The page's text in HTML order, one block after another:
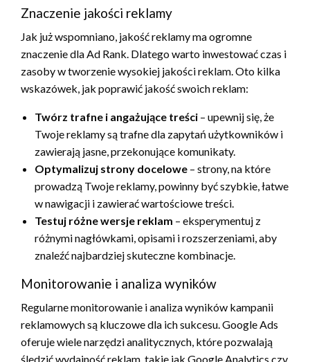
Znaczenie jakości reklamy
Jak już wspomniano, jakość reklamy ma ogromne
znaczenie dla Ad Rank. Dlatego warto inwestować czas i
zasoby w tworzenie wysokiej jakości reklam. Oto kilka
wskazówek, jak poprawić jakość swoich reklam:
Twórz trafne i angażujące treści – upewnij się, że
Twoje reklamy są trafne dla zapytań użytkowników i
zawierają jasne, przekonujące komunikaty.
Optymalizuj strony docelowe – strony, na które
prowadzą Twoje reklamy, powinny być szybkie, łatwe
w nawigacji i zawierać wartościowe treści.
Testuj różne wersje reklam – eksperymentuj z
różnymi nagłówkami, opisami i rozszerzeniami, aby
znaleźć najbardziej skuteczne kombinacje.
Monitorowanie i analiza wyników
Regularne monitorowanie i analiza wyników kampanii
reklamowych są kluczowe dla ich sukcesu. Google Ads
oferuje wiele narzędzi analitycznych, które pozwalają
śledzić wydajność reklam, takie jak Google Analytics czy